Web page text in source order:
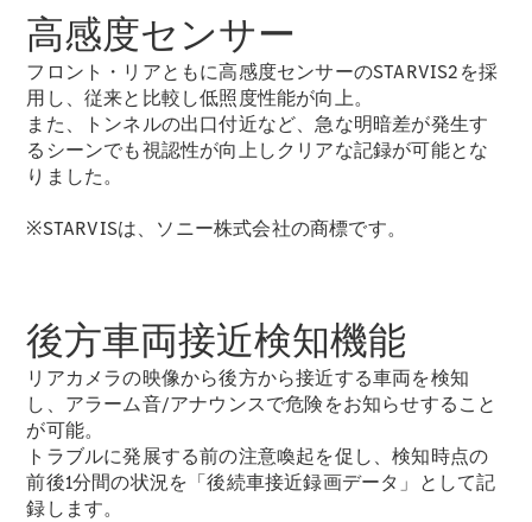
Sedan
C-Class
Sedan
EQS
Sedan
電気
E-Class
Sedan
S-Class
S-Class
Maybach
S-Class
New
試乗リクエ
スト
オンライン
ショールー
高感度センサー
フロント・リアともに高感度センサーのSTARVIS2を採
用し、従来と比較し低照度性能が向上。
また、トンネルの出口付近など、急な明暗差が発生す
るシーンでも視認性が向上しクリアな記録が可能とな
りました。
※STARVISは、ソニー株式会社の商標です。
後方車両接近検知機能
リアカメラの映像から後方から接近する車両を検知
し、アラーム音/アナウンスで危険をお知らせすること
が可能。
トラブルに発展する前の注意喚起を促し、検知時点の
前後1分間の状況を「後続車接近録画データ」として記
録します。